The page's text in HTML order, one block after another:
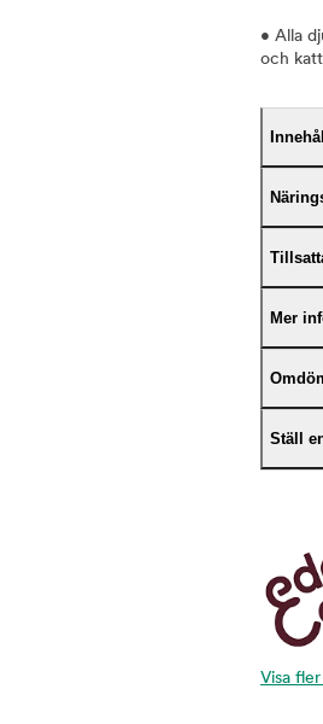
• Alla
och
Mer
Ställ
Visa